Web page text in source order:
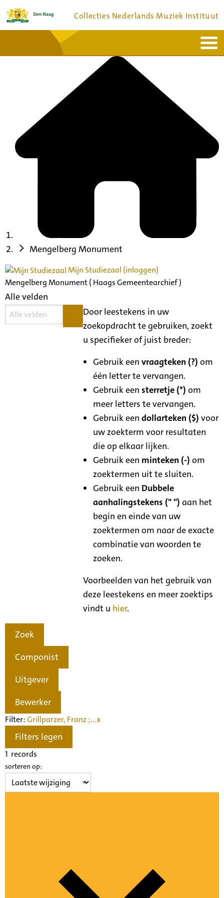
Collecties Nederlands Muziek Instituut
Bronnen en collecties
Mengelberg Monument
Mijn Studiezaal (inloggen)
Mengelberg Monument ( Haags Gemeentearchief )
Alle velden
Door leestekens in uw
zoekopdracht te gebruiken, zoekt
u specifieker of juist breder:
Gebruik eenvraagteken (?) om
één letter te vervangen.
Gebruik eensterretje (*) om
meer letters te vervangen.
Gebruik eendollarteken ($) voor
uw zoekterm voor resultaten
die op elkaar lijken.
Gebruik een minteken (-) om
zoektermen uit te sluiten.
Gebruik een Dubbele
aanhalingstekens (" ") aan het
begin en einde van uw
zoektermen om naar de exacte
combinatie van woorden te
zoeken.
Voorbeelden van het gebruik van
deze leestekens en meer zoektips
vindt u hier.
Zoek
Componist
Uitgever
Bewerker
Filter:Grillparzer, Franz ;...x
Filters legen
1 records
sorteren op: